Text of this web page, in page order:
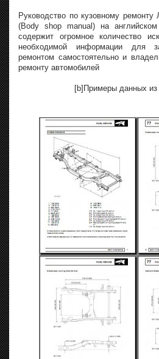
Руководство по кузовному
(Body shop manual) на
содержит огромное количество
необходимой информации для
ремонтом самостоятельно и
ремонту автомобилей
[b]Примеры данных из